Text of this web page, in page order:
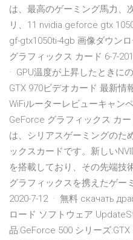
は、最高のゲーミング馬力、
リ、11 nvidia geforce gtx
gf-gtx1050ti-4gb 画像ダウン
グラフィックス カード 6-7-
· GPU温度が上昇したときに
GTX 970ビデオカード 最新情
WiFiルーターレビューキャン
GeForce グラフィックス カ
は、シリアスゲーミングのた
ックスカードです。新しい
を搭載しており、その先端技
グラフィックスを携えたゲー
2020-7-12 · 無料 скачать
ロード ソフトウェア
品:GeForce 500 シリーズ:GTX